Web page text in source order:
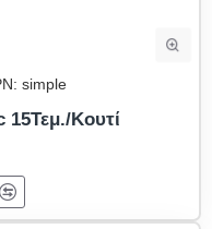
simple
Κουτί